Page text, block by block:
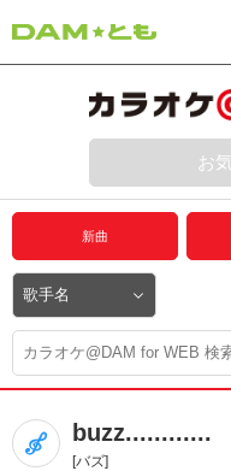
動画からさがす
プレミアムサー
DAM★とも動画
DAM★とも録音
カラオケ＠DAM
ユーザー検索
お
新曲
buzz............
[バズ]